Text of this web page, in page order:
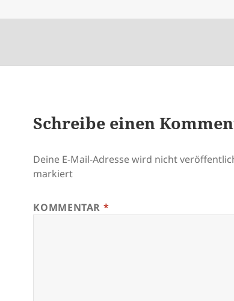
Schreibe einen
Deine E-Mail-Adresse wird nicht
markiert
KOMMENTAR *